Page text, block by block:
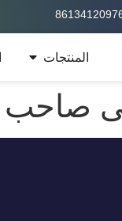
المنتجات
صاحب